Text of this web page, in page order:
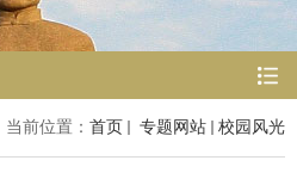
当前位置： 首页 专题网站 校园风光